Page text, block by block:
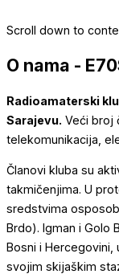
Scroll down to
O nama -
Radioamaterski
Sarajevu. Veći broj
telekomunikacija,
Članovi kluba su
takmičenjima. U
sredstvima
Brdo). Igman i Golo
Bosni i Hercegovini,
svojim skijaškim